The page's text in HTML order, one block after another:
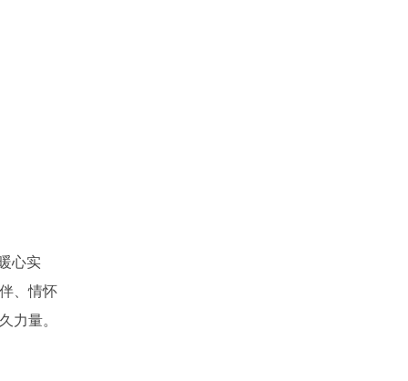
心实
、情怀
力量。